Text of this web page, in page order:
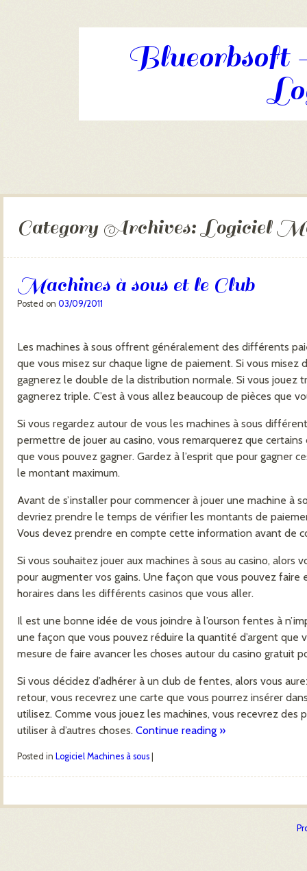
Blueorbsoft
Category Archives:Logiciel
Machines à sous et le Club
Posted on 03/09/2011
Les machines à sous offrent généralement des différents
que vous misez sur chaque ligne de paiement. Si vous misez
gagnerez le double de la distribution normale. Si vous jouez
gagnerez triple. C’est à vous allez beaucoup de pièces que
Si vous regardez autour de vous les machines à sous
permettre de jouer au casino, vous remarquerez que
que vous pouvez gagner. Gardez à l’esprit que pour gagner
le montant maximum.
Avant de s’installer pour commencer à jouer une machine à
devriez prendre le temps de vérifier les montants de
Vous devez prendre en compte cette information avant de
Si vous souhaitez jouer aux machines à sous au casino,
pour augmenter vos gains. Une façon que vous pouvez
horaires dans les différents casinos que vous aller.
Il est une bonne idée de vous joindre à l’ourson fentes à
une façon que vous pouvez réduire la quantité d’argent que
mesure de faire avancer les choses autour du casino gratuit
Si vous décidez d’adhérer à un club de fentes, alors vous
retour, vous recevrez une carte que vous pourrez insérer
utilisez. Comme vous jouez les machines, vous recevrez
utiliser à d’autres choses. Continue reading »
Posted in Logiciel Machines à sous
Post navigation